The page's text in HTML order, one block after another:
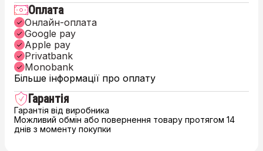
Оплата
Онлайн-оплата
Google pay
Apple pay
Privatbank
Monobank
Більше інформації про оплату
Гарантія
Гарантія від виробника
Можливий обмін або повернення товару протягом 14
днів з моменту покупки